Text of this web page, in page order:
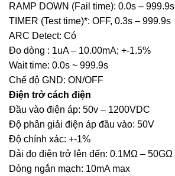
RAMP DOWN (Fail time): 0.0s – 999.9s
TIMER (Test time)*: OFF, 0.3s – 999.9s
ARC Detect: Có
Đo dòng : 1uA – 10.00mA; +-1.5%
Wait time: 0.0s ~ 999.9s
Chế độ GND: ON/OFF
Điện trở cách điện
Đầu vào điện áp: 50v – 1200VDC
Độ phân giải điện áp đầu vào: 50V
Độ chính xác: +-1%
Dải đo điện trở lên đến: 0.1MΩ – 50GΩ
Dòng ngắn mạch: 10mA max